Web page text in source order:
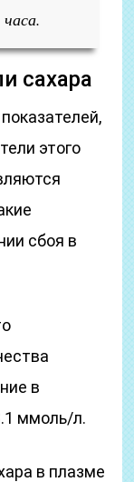
сахара
этого
сбоя в
в
ммоль/л.
в плазме